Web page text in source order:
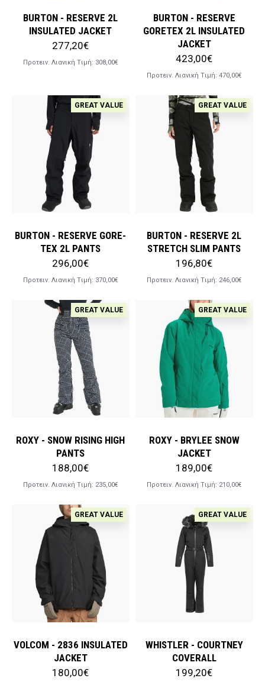
BURTON - RESERVE 2L
INSULATED JACKET
277,20€
Προτειν. Λιανική Tιμή: 308,00€
BURTON - RESERVE
GORETEX 2L INSULATED
JACKET
423,00€
Προτειν. Λιανική Tιμή: 470,00€
GREAT VALUE
BURTON - RESERVE GORE-
TEX 2L PANTS
296,00€
Προτειν. Λιανική Tιμή: 370,00€
GREAT VALUE
BURTON - RESERVE 2L
STRETCH SLIM PANTS
196,80€
Προτειν. Λιανική Tιμή: 246,00€
GREAT VALUE
ROXY - SNOW RISING HIGH
PANTS
188,00€
Προτειν. Λιανική Tιμή: 235,00€
GREAT VALUE
ROXY - BRYLEE SNOW
JACKET
189,00€
Προτειν. Λιανική Tιμή: 210,00€
GREAT VALUE
VOLCOM - 2836 INSULATED
JACKET
180,00€
GREAT VALUE
WHISTLER - COURTNEY
COVERALL
199,20€